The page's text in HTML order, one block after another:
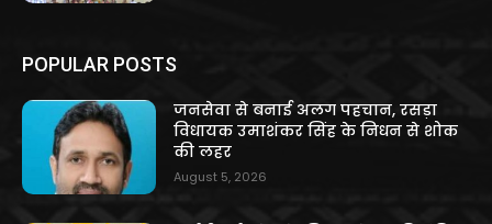
POPULAR POSTS
जनसेवा से बनाई अलग पहचान, रसड़ा
विधायक उमाशंकर सिंह के निधन से शोक
की लहर
August 5, 2026